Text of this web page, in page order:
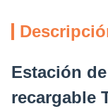
Estación
recargable